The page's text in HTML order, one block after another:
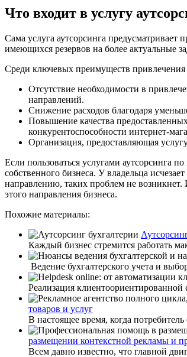
Что входит в услугу
Сама услуга аутсорсинга предусматривает
имеющихся резервов на более актуальные
Среди ключевых преимуществ привлечения
Отсутствие необходимости в
направлений.
Снижение расходов благодаря
Повышение качества
конкурентоспособности интернет-
Организация, предоставляющая
Если пользоваться услугами аутсорсинга
собственного бизнеса. У владельца
направлению, таких проблем не возникнет.
этого направления бизнеса.
Похожие материалы:
Каждый бизнес стремится работать
Ведение бухгалтерского учета и
Реализация клиентоориентированной
товаров и услуг
В настоящее время, когда
размещении контекстной рекламы и
Всем давно известно, что главной